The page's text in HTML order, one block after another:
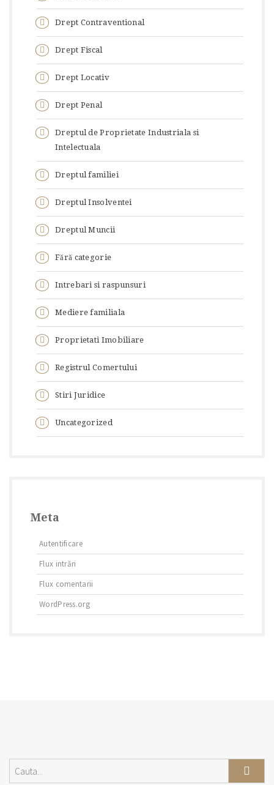
Drept Contraventional
Drept Fiscal
Drept Locativ
Drept Penal
Dreptul de Proprietate Industriala si
Intelectuala
Dreptul familiei
Dreptul Insolventei
Dreptul Muncii
Fără categorie
Intrebari si raspunsuri
Mediere familiala
Proprietati Imobiliare
Registrul Comertului
Stiri Juridice
Uncategorized
Meta
Autentificare
Flux intrări
Flux comentarii
WordPress.org